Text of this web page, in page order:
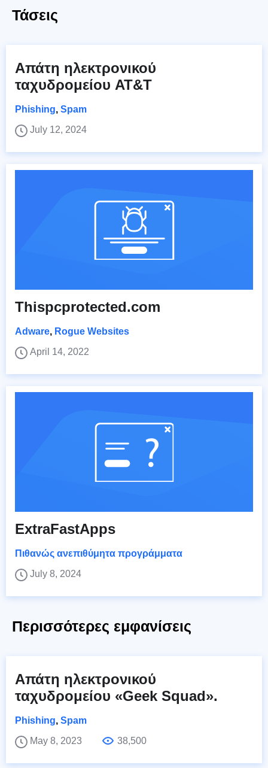
Τάσεις
Απάτη ηλεκτρονικού
ταχυδρομείου AT&T
Phishing, Spam
July 12, 2024
Thispcprotected.com
Adware, Rogue Websites
April 14, 2022
ExtraFastApps
Πιθανώς ανεπιθύμητα προγράμματα
July 8, 2024
Περισσότερες εμφανίσεις
Απάτη ηλεκτρονικού
ταχυδρομείου «Geek Squad».
Phishing, Spam
May 8, 2023
38,500